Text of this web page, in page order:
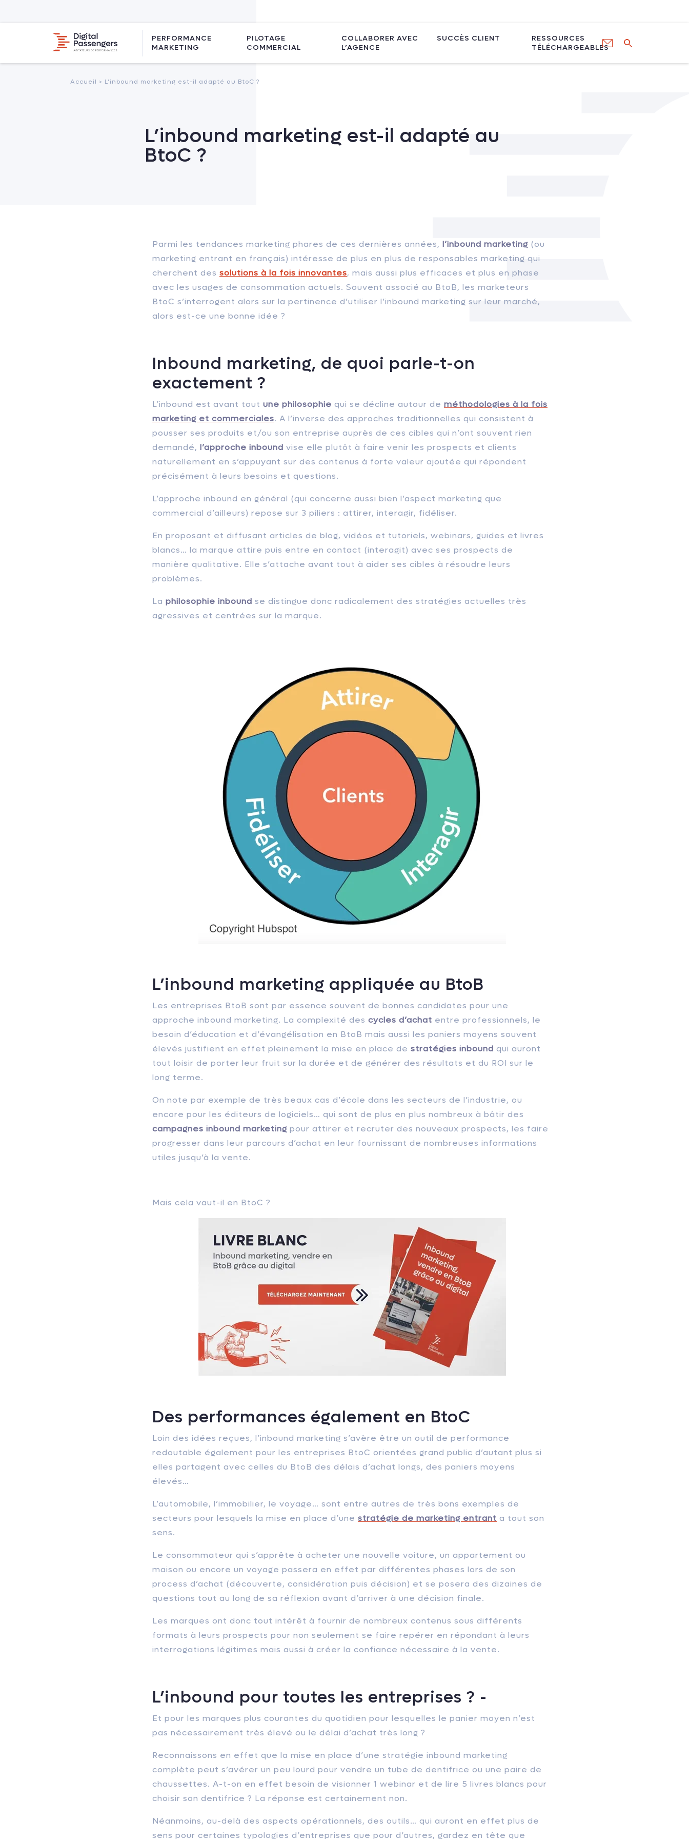
PERFORMANCE
MARKETING
PILOTAGE
COMMERCIAL
COLLABORER AVEC
L’AGENCE
SUCCÈS CLIENT
RESSOURCES
TÉLÉCHARGEABLES
Accueil > L’inbound marketing est-il adapté au BtoC ?
L’inbound marketing est-il adapté au
BtoC ?
Parmi les tendances marketing phares de ces dernières années, l’inbound marketing (ou
marketing entrant en français) intéresse de plus en plus de responsables marketing qui
cherchent des solutions à la fois innovantes, mais aussi plus efficaces et plus en phase
avec les usages de consommation actuels. Souvent associé au BtoB, les marketeurs
BtoC s’interrogent alors sur la pertinence d’utiliser l’inbound marketing sur leur marché,
alors est-ce une bonne idée ?
Inbound marketing, de quoi parle-t-on
exactement ?
L’inbound est avant tout une philosophie qui se décline autour de méthodologies à la fois
marketing et commerciales. A l’inverse des approches traditionnelles qui consistent à
pousser ses produits et/ou son entreprise auprès de ces cibles qui n’ont souvent rien
demandé, l’approche inbound vise elle plutôt à faire venir les prospects et clients
naturellement en s’appuyant sur des contenus à forte valeur ajoutée qui répondent
précisément à leurs besoins et questions.
L’approche inbound en général (qui concerne aussi bien l’aspect marketing que
commercial d’ailleurs) repose sur 3 piliers : attirer, interagir, fidéliser.
En proposant et diffusant articles de blog, vidéos et tutoriels, webinars, guides et livres
blancs… la marque attire puis entre en contact (interagit) avec ses prospects de
manière qualitative. Elle s’attache avant tout à aider ses cibles à résoudre leurs
problèmes.
La philosophie inbound se distingue donc radicalement des stratégies actuelles très
agressives et centrées sur la marque.
L’inbound marketing appliquée au BtoB
Les entreprises BtoB sont par essence souvent de bonnes candidates pour une
approche inbound marketing. La complexité des cycles d’achat entre professionnels, le
besoin d’éducation et d’évangélisation en BtoB mais aussi les paniers moyens souvent
élevés justifient en effet pleinement la mise en place de stratégies inbound qui auront
tout loisir de porter leur fruit sur la durée et de générer des résultats et du ROI sur le
long terme.
On note par exemple de très beaux cas d’école dans les secteurs de l’industrie, ou
encore pour les éditeurs de logiciels… qui sont de plus en plus nombreux à bâtir des
campagnes inbound marketing pour attirer et recruter des nouveaux prospects, les faire
progresser dans leur parcours d’achat en leur fournissant de nombreuses informations
utiles jusqu’à la vente.
Mais cela vaut-il en BtoC ?
Des performances également en BtoC
Loin des idées reçues, l’inbound marketing s’avère être un outil de performance
redoutable également pour les entreprises BtoC orientées grand public d’autant plus si
elles partagent avec celles du BtoB des délais d’achat longs, des paniers moyens
élevés…
L’automobile, l’immobilier, le voyage… sont entre autres de très bons exemples de
secteurs pour lesquels la mise en place d’une stratégie de marketing entrant a tout son
sens.
Le consommateur qui s’apprête à acheter une nouvelle voiture, un appartement ou
maison ou encore un voyage passera en effet par différentes phases lors de son
process d’achat (découverte, considération puis décision) et se posera des dizaines de
questions tout au long de sa réflexion avant d’arriver à une décision finale.
Les marques ont donc tout intérêt à fournir de nombreux contenus sous différents
formats à leurs prospects pour non seulement se faire repérer en répondant à leurs
interrogations légitimes mais aussi à créer la confiance nécessaire à la vente.
L’inbound pour toutes les entreprises ? -
Et pour les marques plus courantes du quotidien pour lesquelles le panier moyen n’est
pas nécessairement très élevé ou le délai d’achat très long ?
Reconnaissons en effet que la mise en place d’une stratégie inbound marketing
complète peut s’avérer un peu lourd pour vendre un tube de dentifrice ou une paire de
chaussettes. A-t-on en effet besoin de visionner 1 webinar et de lire 5 livres blancs pour
choisir son dentifrice ? La réponse est certainement non.
Néanmoins, au-delà des aspects opérationnels, des outils… qui auront en effet plus de
sens pour certaines typologies d’entreprises que pour d’autres, gardez en tête que